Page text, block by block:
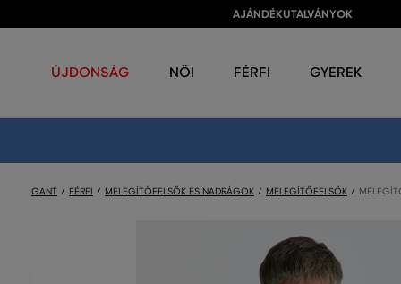
AJÁNDÉKUTALVÁNYOK
ÚJDONSÁG NŐI FÉRFI GYEREK
GANT FÉRFI MELEGÍTŐFELSŐK ÉS NADRÁGOK MELEGÍTŐFELSŐK